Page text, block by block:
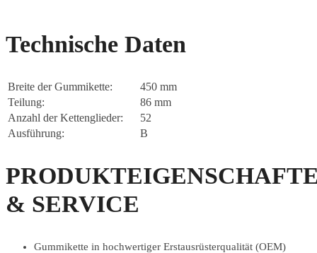
Technische Daten
Breite der Gummikette:
450 mm
Teilung:
86 mm
Anzahl der Kettenglieder:
52
Ausführung:
B
& SERVICE
Gummikette in hochwertiger Erstausrüsterqualität (OEM)